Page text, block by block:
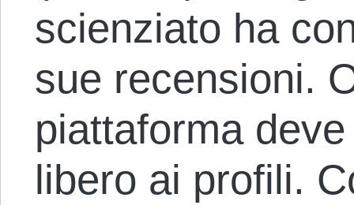
scienziato ha
sue recensioni.
piattaforma
libero ai profili.